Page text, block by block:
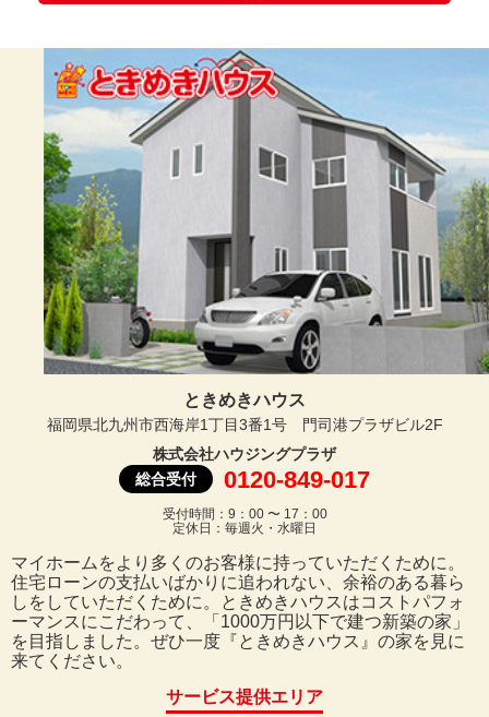
ときめきハウス
福岡県北九州市西海岸1丁目3番1号 門司港プラザビル2F
株式会社ハウジングプラザ
総合受付
0120-849-017
受付時間：9：00 〜 17：00
定休日：毎週火・水曜日
マイホームをより多くのお客様に持っていただくために。
住宅ローンの支払いばかりに追われない、余裕のある暮ら
しをしていただくために。ときめきハウスはコストパフォ
ーマンスにこだわって、「1000万円以下で建つ新築の家」
を目指しました。ぜひ一度『ときめきハウス』の家を見に
来てください。
サービス提供エリア